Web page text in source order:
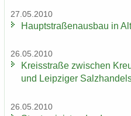
27.05.2010
Haupt­stra­ßen­aus­bau in
26.05.2010
Kreis­stra­ße zwi­schen
und Leip­zi­ger
26.05.2010